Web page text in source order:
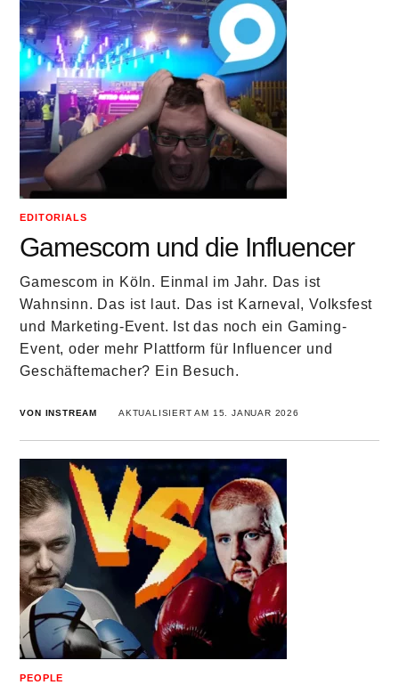
EDITORIALS
Gamescom und die Influencer
Gamescom in Köln. Einmal im Jahr. Das ist
Wahnsinn. Das ist laut. Das ist Karneval, Volksfest
und Marketing-Event. Ist das noch ein Gaming-
Event, oder mehr Plattform für Influencer und
Geschäftemacher? Ein Besuch.
VON INSTREAM AKTUALISIERT AM 15. JANUAR 2026
PEOPLE